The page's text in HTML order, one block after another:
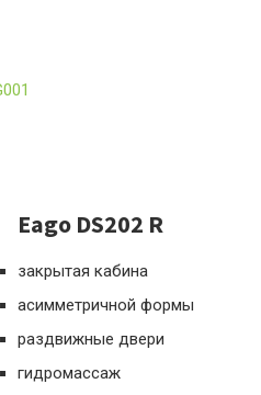
Eago DS202 R
закрытая кабина
асимметричной формы
раздвижные двери
гидромассаж